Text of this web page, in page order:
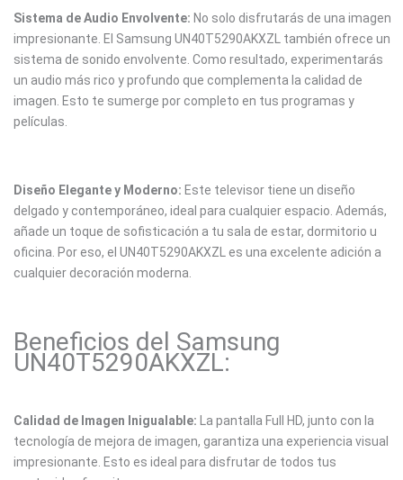
Sistema de Audio Envolvente: No solo disfrutarás de una imagen
impresionante. El Samsung UN40T5290AKXZL también ofrece un
sistema de sonido envolvente. Como resultado, experimentarás
un audio más rico y profundo que complementa la calidad de
imagen. Esto te sumerge por completo en tus programas y
películas.
Diseño Elegante y Moderno: Este televisor tiene un diseño
delgado y contemporáneo, ideal para cualquier espacio. Además,
añade un toque de sofisticación a tu sala de estar, dormitorio u
oficina. Por eso, el UN40T5290AKXZL es una excelente adición a
cualquier decoración moderna.
Beneficios del Samsung
UN40T5290AKXZL:
Calidad de Imagen Inigualable: La pantalla Full HD, junto con la
tecnología de mejora de imagen, garantiza una experiencia visual
impresionante. Esto es ideal para disfrutar de todos tus